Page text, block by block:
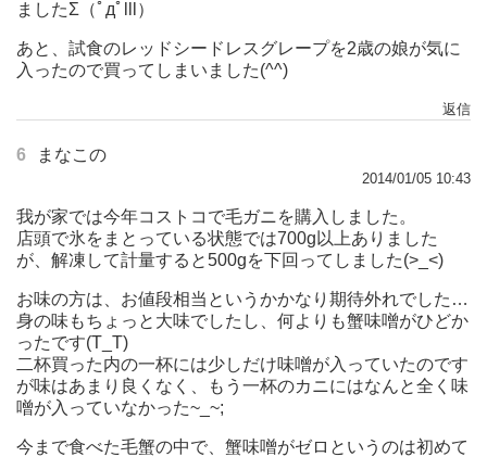
ましたΣ（ﾟдﾟlll）
あと、試食のレッドシードレスグレープを2歳の娘が気に
入ったので買ってしまいました(^^)
返信
6 まなこの
2014/01/05 10:43
我が家では今年コストコで毛ガニを購入しました。
店頭で氷をまとっている状態では700g以上ありました
が、解凍して計量すると500gを下回ってしました(>_<)
お味の方は、お値段相当というかかなり期待外れでした…
身の味もちょっと大味でしたし、何よりも蟹味噌がひどか
ったです(T_T)
二杯買った内の一杯には少しだけ味噌が入っていたのです
が味はあまり良くなく、もう一杯のカニにはなんと全く味
噌が入っていなかった~_~;
今まで食べた毛蟹の中で、蟹味噌がゼロというのは初めて